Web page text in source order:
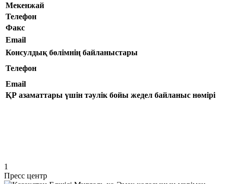
Мекенжай
Телефон
Факс
Email
Консулдық бөлімнің байланыстары
Телефон
Email
ҚР азаматтары үшін тәулік бойы жедел байланыс нөмірі
1
Пресс центр